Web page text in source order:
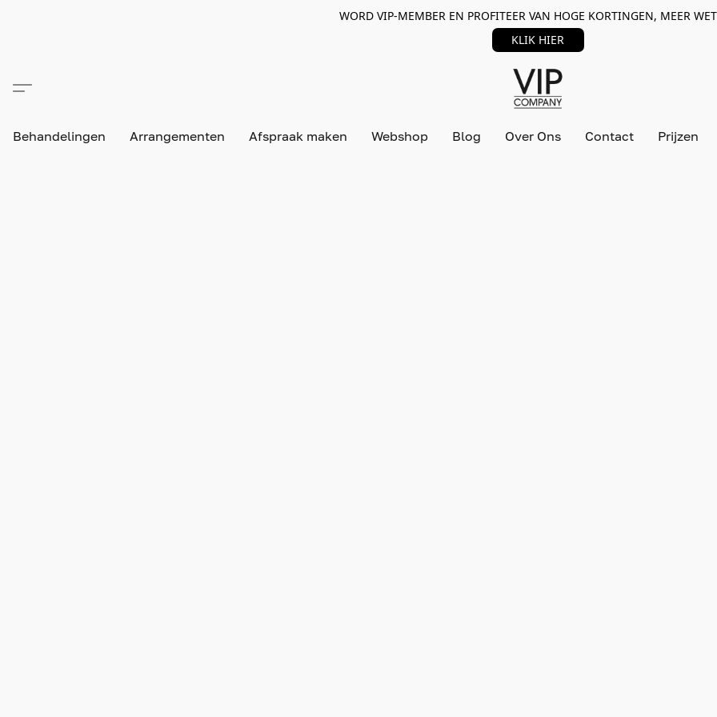
WORD VIP-MEMBER EN PROFITEER VAN HOGE KORTINGEN, MEER
KLIK HIER
Behandelingen Arrangementen Afspraak maken Webshop Blog Over Ons Contact Prijzen